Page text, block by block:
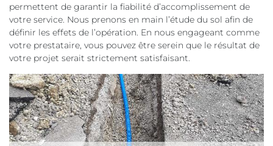
permettent de garantir la fiabilité d’accomplissement de
votre service. Nous prenons en main l’étude du sol afin de
définir les effets de l’opération. En nous engageant comme
votre prestataire, vous pouvez être serein que le résultat de
votre projet serait strictement satisfaisant.